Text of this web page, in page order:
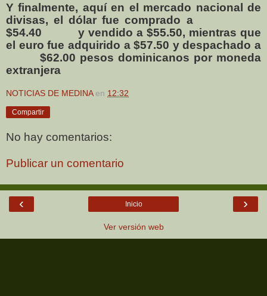
Y finalmente, aquí en el mercado nacional de
divisas, el dólar fue comprado a
$54.40
y vendido a $55.50, mientras que
el euro fue adquirido a $57.50 y despachado a
$62.00 pesos dominicanos por moneda
extranjera
NOTICIAS DE MEDINA en 12:32
Compartir
No hay comentarios:
Publicar un comentario
‹ ›
Inicio
Ver versión web